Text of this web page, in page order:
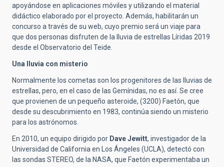
apoyándose en aplicaciones móviles y utilizando el material
didáctico elaborado por el proyecto. Además, habilitarán un
concurso a través de su web, cuyo premio será un viaje para
que dos personas disfruten de la lluvia de estrellas Líridas 2019
desde el Observatorio del Teide.
Una lluvia con misterio
Normalmente los cometas son los progenitores de las lluvias de
estrellas, pero, en el caso de las Gemínidas, no es así. Se cree
que provienen de un pequeño asteroide, (3200) Faetón, que
desde su descubrimiento en 1983, continúa siendo un misterio
para los astrónomos.
En 2010, un equipo dirigido por Dave Jewitt, investigador de la
Universidad de California en Los Ángeles (UCLA), detectó con
las sondas STEREO, de la NASA, que Faetón experimentaba un